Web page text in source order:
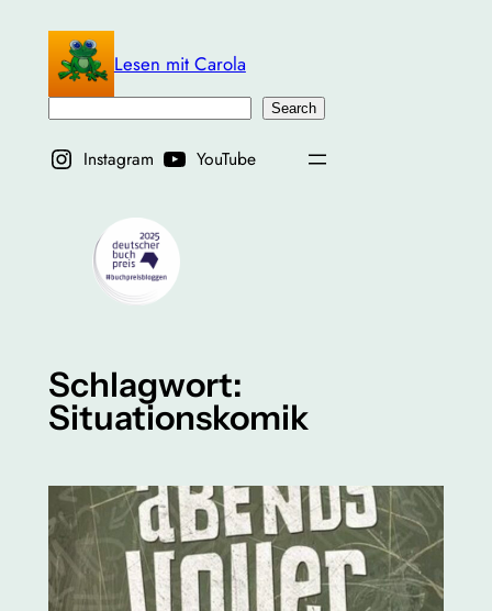
springen
Lesen mit Carola
Search
Instagram YouTube
Schlagwort:
Situationskomik